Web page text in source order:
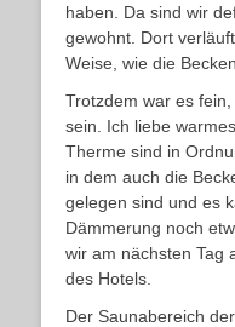
haben. Da sind wir
gewohnt. Dort
Weise, wie die
Trotzdem war es
sein. Ich liebe
Therme sind in
in dem auch die
gelegen sind und es
Dämmerung noch
wir am nächsten Tag
des Hotels.
Der Saunabereich